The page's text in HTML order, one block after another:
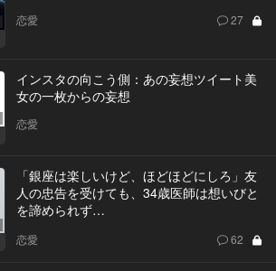
恋愛 27
インスタの向こう側：あの妄想ツイート美
女の一枚からの妄想
恋愛
「銀座は楽しいけど、ほどほどにしろ」友
人の忠告を受けても、34歳医師は想いびと
を諦められず…
恋愛 62